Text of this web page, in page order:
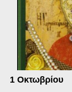
1 Οκτωβρίου